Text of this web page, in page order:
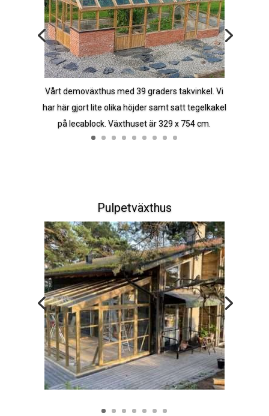
Vårt demoväxthus med 39 graders takvinkel. Vi
har här gjort lite olika höjder samt satt tegelkakel
på lecablock. Växthuset är 329 x 754 cm.
Pulpetväxthus